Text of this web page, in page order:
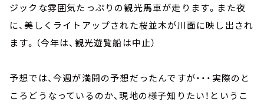
ジックな雰囲気たっぷりの観光馬車が走ります。また夜
に、美しくライトアップされた桜並木が川面に映し出され
ます。（今年は、観光遊覧船は中止）
予想では、今週が満開の予想だったんですが・・・実際のと
ころどうなっているのか、現地の様子知りたい！というこ